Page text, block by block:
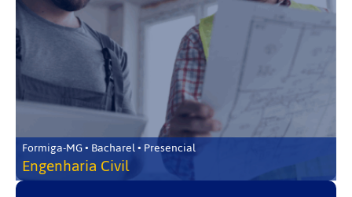
Formiga-MG • Bacharel • Presencial
Engenharia Civil